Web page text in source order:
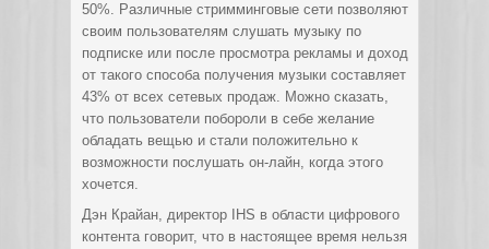
50%. Различные стримминговые сети позволяют
своим пользователям слушать музыку по
подписке или после просмотра рекламы и доход
от такого способа получения музыки составляет
43% от всех сетевых продаж. Можно сказать,
что пользователи побороли в себе желание
обладать вещью и стали положительно к
возможности послушать он-лайн, когда этого
хочется.
Дэн Крайан, директор IHS в области цифрового
контента говорит, что в настоящее время нельзя